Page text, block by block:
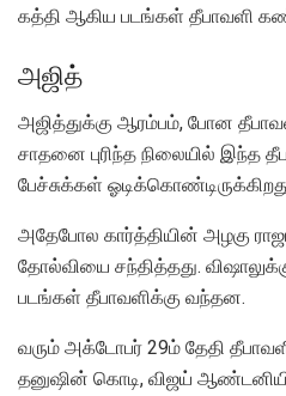
கத்தி ஆகிய படங்கள் தீபாவளி
அஜித்
அஜித்துக்கு ஆரம்பம், போன
சாதனை புரிந்த நிலையில் இந்த
பேச்சுக்கள்
அதேபோல கார்த்தியின் அழகு
தோல்வியை சந்தித்தது.
படங்கள் தீபாவளிக்கு வந்தன.
வரும் அக்டோபர் 29ம் தேதி
தனுஷின் கொடி, விஜய்